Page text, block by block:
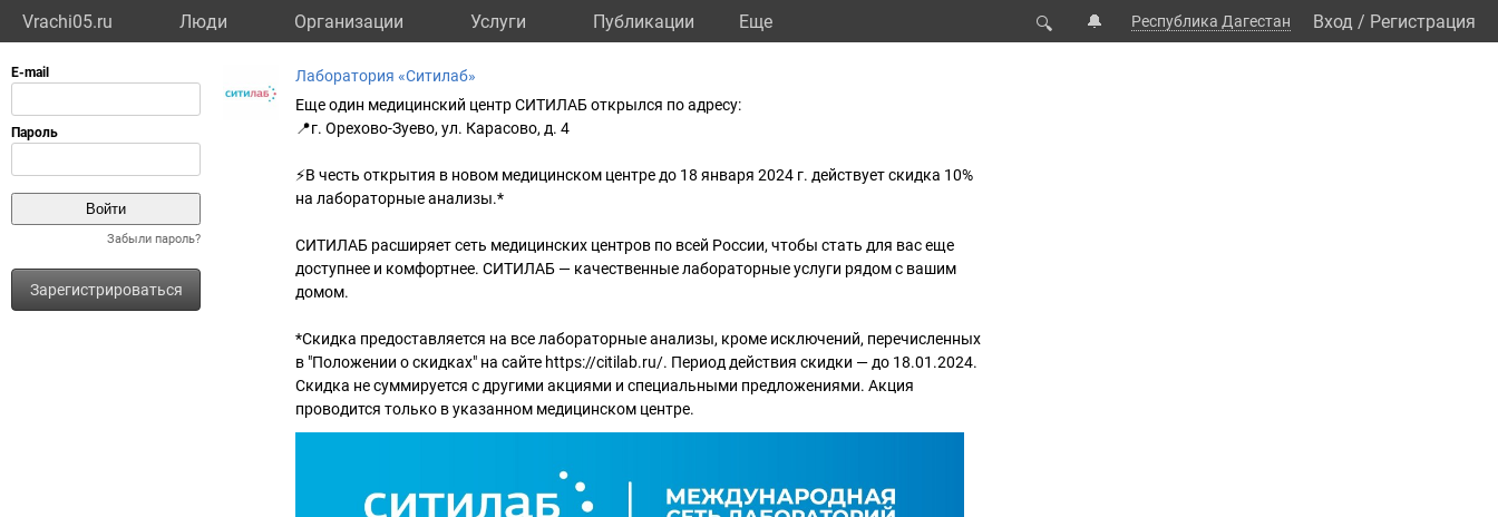
Vrachi05.ru Люди Организации Услуги Публикации Eще 🔍 🔔 Республика Дагестан Вход / Регистрация
Забыли пароль?
Зарегистрироваться
Лаборатория «Ситилаб»
Еще один медицинский центр СИТИЛАБ открылся по адресу:
📍г. Орехово-Зуево, ул. Карасово, д. 4
⚡В честь открытия в новом медицинском центре до 18 января 2024 г. действует скидка 10%
на лабораторные анализы.*
СИТИЛАБ расширяет сеть медицинских центров по всей России, чтобы стать для вас еще
доступнее и комфортнее. СИТИЛАБ — качественные лабораторные услуги рядом с вашим
домом.
*Скидка предоставляется на все лабораторные анализы, кроме исключений, перечисленных
в "Положении о скидках" на сайте https://citilab.ru/. Период действия скидки — до 18.01.2024.
Скидка не суммируется с другими акциями и специальными предложениями. Акция
проводится только в указанном медицинском центре.